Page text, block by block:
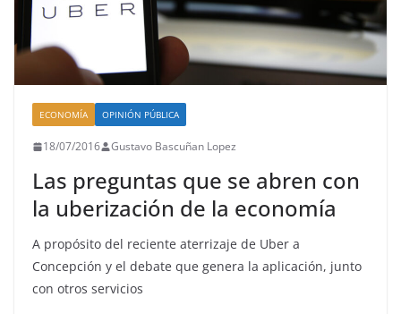
ECONOMÍA OPINIÓN PÚBLICA
18/07/2016 Gustavo Bascuñan Lopez
Las preguntas que se abren con
la uberización de la economía
A propósito del reciente aterrizaje de Uber a
Concepción y el debate que genera la aplicación, junto
con otros servicios